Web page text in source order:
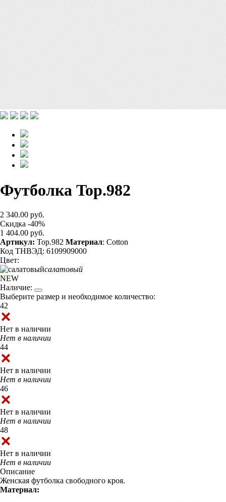
Футболка Top.982
2 340.00 руб.
Скидка -40%
1 404.00 руб.
Артикул: Top.982 Материал: Cotton
Код ТНВЭД: 6109909000
Цвет:
салатовый
NEW
Наличие:
Выберите размер и необходимое количество:
42
Нет в наличии
Нет в наличии
44
Нет в наличии
Нет в наличии
46
Нет в наличии
Нет в наличии
48
Нет в наличии
Нет в наличии
Описание
Женская футболка свободного кроя.
Материал: